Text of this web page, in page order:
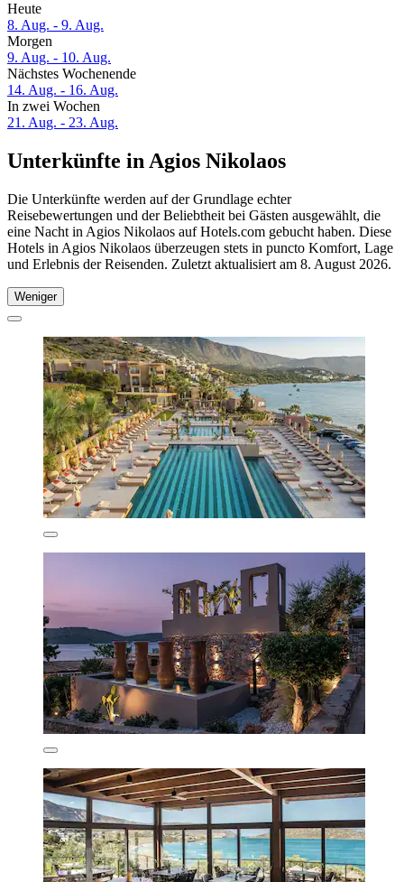
Heute
8. Aug. - 9. Aug.
Morgen
9. Aug. - 10. Aug.
Nächstes Wochenende
14. Aug. - 16. Aug.
In zwei Wochen
21. Aug. - 23. Aug.
Unterkünfte in Agios Nikolaos
Die Unterkünfte werden auf der Grundlage echter
Reisebewertungen und der Beliebtheit bei Gästen ausgewählt, die
eine Nacht in Agios Nikolaos auf Hotels.com gebucht haben. Diese
Hotels in Agios Nikolaos überzeugen stets in puncto Komfort, Lage
und Erlebnis der Reisenden. Zuletzt aktualisiert am 8. August 2026.
Weniger